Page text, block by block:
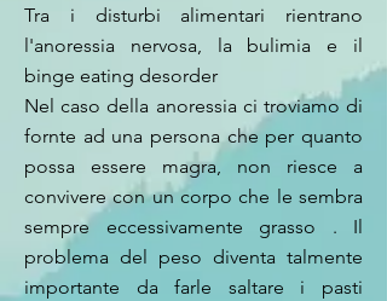
Tra i disturbi alimentari rientrano
l'anoressia nervosa, la bulimia e il
binge eating desorder
Nel caso della anoressia ci troviamo di
fornte ad una persona che per quanto
possa essere magra, non riesce a
convivere con un corpo che le sembra
sempre eccessivamente grasso . Il
problema del peso diventa talmente
importante da farle saltare i pasti